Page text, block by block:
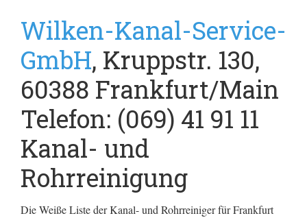
Wilken-Kanal-Service-
GmbH, Kruppstr. 130,
60388 Frankfurt/Main
Telefon: (069) 41 91 11
Kanal- und
Rohrreinigung
Die Weiße Liste der Kanal- und Rohrreiniger für Frankfurt